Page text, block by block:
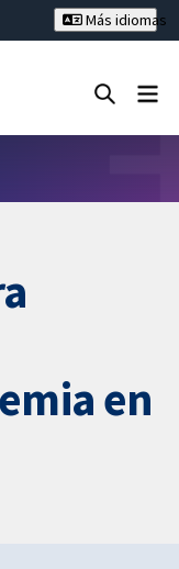
Más idiomas
en